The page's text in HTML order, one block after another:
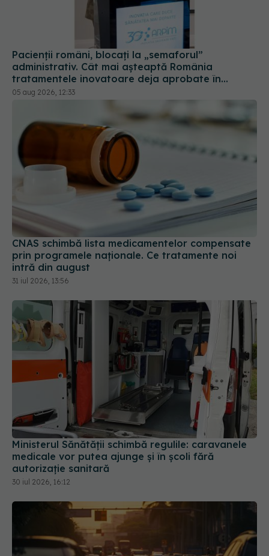
Pacienții români, blocați la „semaforul”
administrativ. Cât mai așteaptă România
tratamentele inovatoare deja aprobate în
Europa
05 aug 2026, 12:33
CNAS schimbă lista medicamentelor compensate
prin programele naționale. Ce tratamente noi
intră din august
31 iul 2026, 13:56
Ministerul Sănătății schimbă regulile: caravanele
medicale vor putea ajunge și în școli fără
autorizație sanitară
30 iul 2026, 16:12